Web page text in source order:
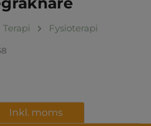
Terapi Fysioterapi
Inkl. moms